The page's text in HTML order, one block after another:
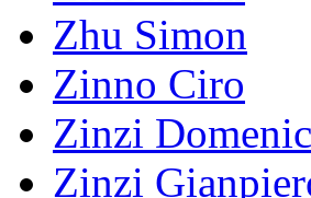
Zhu Simon
Zinno Ciro
Zinzi
Zinzi